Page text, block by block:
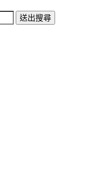
送出搜尋